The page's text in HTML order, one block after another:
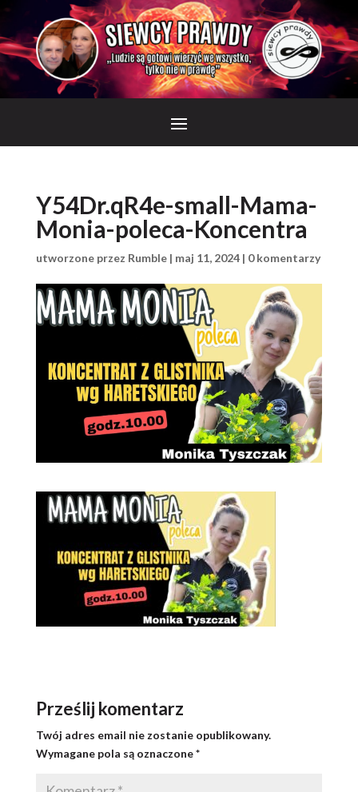
Y54Dr.qR4e-small-Mama-
Monia-poleca-Koncentra
utworzone przez Rumble| maj 11, 2024| 0 komentarzy
Prześlij komentarz
Twój adres email nie zostanie opublikowany.
Wymagane pola są oznaczone*